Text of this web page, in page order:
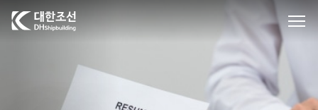
대한조선주식회사